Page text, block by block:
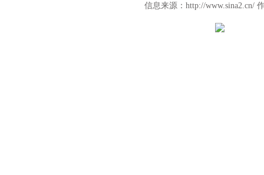
信息来源：http://www.sina2.cn/